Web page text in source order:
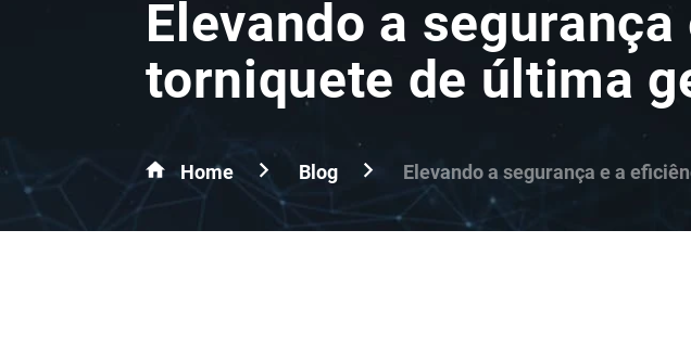
Elevando a
torniquete de última
Home Blog Elevando a segurança e a